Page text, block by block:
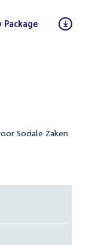
(PDF)
Sociale Zaken